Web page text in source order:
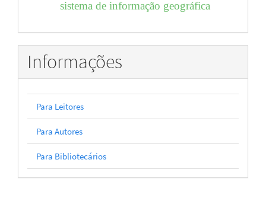
sistema de informação geográfica
Informações
Para Leitores
Para Autores
Para Bibliotecários